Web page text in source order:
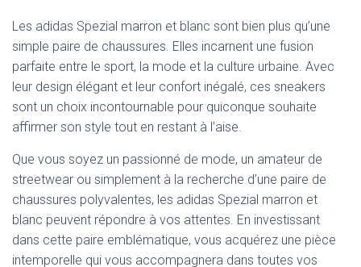
Les adidas Spezial marron et blanc sont bien plus qu’une
simple paire de chaussures. Elles incarnent une fusion
parfaite entre le sport, la mode et la culture urbaine. Avec
leur design élégant et leur confort inégalé, ces sneakers
sont un choix incontournable pour quiconque souhaite
affirmer son style tout en restant à l’aise.
Que vous soyez un passionné de mode, un amateur de
streetwear ou simplement à la recherche d’une paire de
chaussures polyvalentes, les adidas Spezial marron et
blanc peuvent répondre à vos attentes. En investissant
dans cette paire emblématique, vous acquérez une pièce
intemporelle qui vous accompagnera dans toutes vos